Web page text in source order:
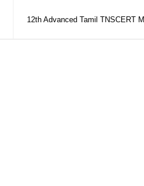
12th Advanced Tamil TNSCERT